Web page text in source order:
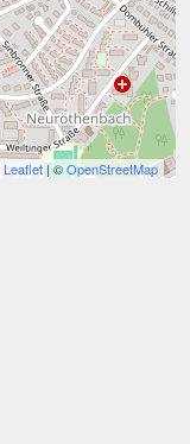
Leaflet| ©OpenStreetMap